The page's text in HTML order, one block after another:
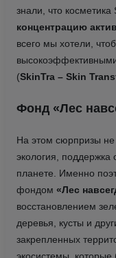
знали, что
концентрацию
всего мы хотели,
(SkinTra – Skin
Фонд «Лес
На этом сюрпризы не
экология,
планете. Именно
фондом «Лес
восстановлением
деревья, кусты и
закрепленных
экосистемы, которые